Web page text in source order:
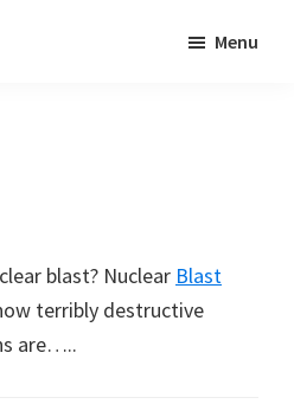
Menu
blast? Nuclear Blast
terribly destructive
are…..